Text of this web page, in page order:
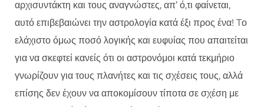
αρχισυντάκτη και τους αναγνώστες, απ’ ό,τι φαίνεται,
αυτό επιβεβαιώνει την αστρολογία κατά έξι προς ένα! Tο
ελάχιστο όμως ποσό λογικής και ευφυίας που απαιτείται
για να σκεφτεί κανείς ότι οι αστρονόμοι κατά τεκμήριο
γνωρίζουν για τους πλανήτες και τις σχέσεις τους, αλλά
επίσης δεν έχουν να αποκομίσουν τίποτα σε σχέση με